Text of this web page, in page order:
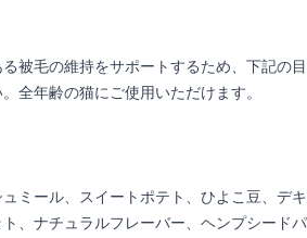
被毛の維持をサポートするため、下記の目
全年齢の猫にご使用いただけます。
ミール、スイートポテト、ひよこ豆、デキ
、ナチュラルフレーバー、ヘンプシードパ